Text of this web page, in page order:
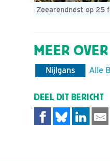
Zeearendnest op 25
MEER OVER
Nijlgans Alle
DEEL DIT BERICHT